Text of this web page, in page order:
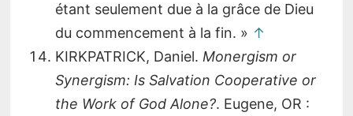
étant seulement due à la grâce de Dieu
du commencement à la fin. » ↑
KIRKPATRICK, Daniel. Monergism or
Synergism: Is Salvation Cooperative or
the Work of God Alone?. Eugene, OR :